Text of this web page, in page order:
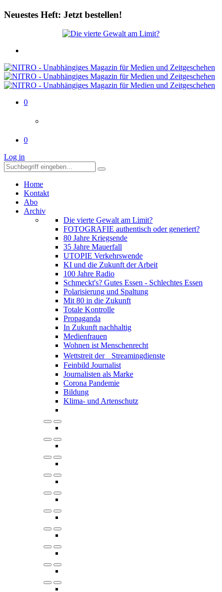
Neuestes Heft: Jetzt bestellen!
0
0
Log in
Home
Kontakt
Abo
Archiv
Die vierte Gewalt am Limit?
FOTOGRAFIE authentisch oder generiert?
80 Jahre Kriegsende
35 Jahre Mauerfall
UTOPIE Verkehrswende
KI und die Zukunft der Arbeit
100 Jahre Radio
Schmeckt's? Gutes Essen - Schlechtes Essen
Polarisierung und Spaltung
Mit 80 in die Zukunft
Totale Kontrolle
Propaganda
In Zukunft nachhaltig
Medienfrauen
Wohnen ist Menschenrecht
Wettstreit der Streamingdienste
Feinbild Journalist
Journalisten als Marke
Corona Pandemie
Bildung
Klima- und Artenschutz